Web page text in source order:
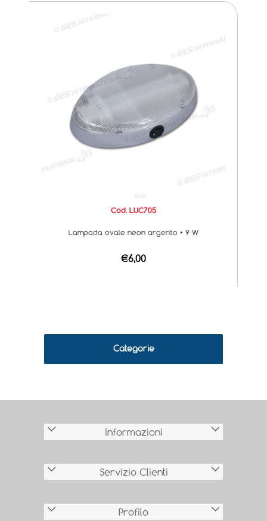
Cod. LUC705
Lampada ovale neon argento • 9 W
€6,00
Categorie
Informazioni
Servizio Clienti
Profilo